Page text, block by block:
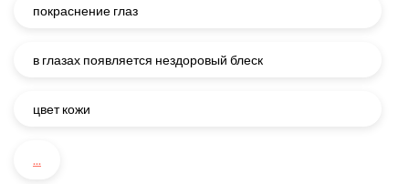
покраснение глаз
в глазах появляется нездоровый блеск
цвет кожи
...